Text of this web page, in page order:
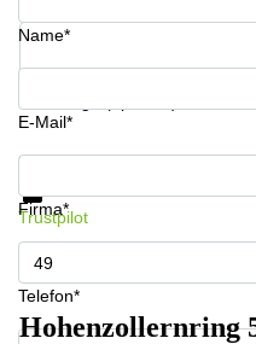
Berlin
Coworking
Hamburg
Name*
E-Mail*
Firma*
Telefon*
Infos & Preise jetzt erhalten
Trustpilot
Hohenzollernring